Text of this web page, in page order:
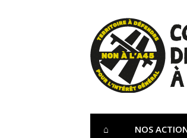
Site
⌂ NOS